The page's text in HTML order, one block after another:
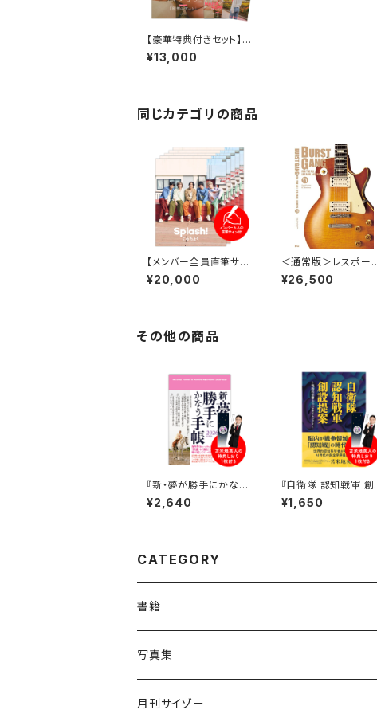
【豪華特典付きセット】
原つむぎグラビア写真
集『原つむぎは、酔うと
¥13,000
同じカテゴリの商品
【メンバー全員直筆サイ
ン入り 5冊セット】『ぐ
るちょく 1st 写真集 Spl
¥20,000
＜通常版＞レスポール
バースト好き垂涎！幻の
名著が復活【BURST
¥26,500
その他の商品
『新・夢が勝手にかなう
手帳2026年度版』 Y
ouTube「銀河系アカデ
¥2,640
『自衛隊 認知戦軍 創
提案 ～戦略的影響力
パラダイムシフト～』
¥1,650
CATEGORY
書籍
書籍(苫米地英人著)
書籍(沖田臥竜著)
写真集
民族ハッピー組
月刊サイゾー